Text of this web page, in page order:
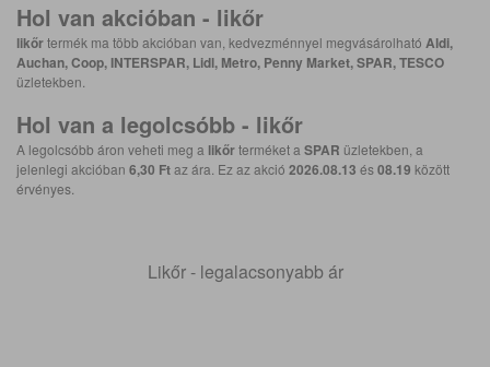
Hol van akcióban - likőr
likőrtermék ma több akcióban van, kedvezménnyel megvásárolható Aldi,
Auchan, Coop, INTERSPAR, Lidl, Metro, Penny Market, SPAR, TESCO
üzletekben.
Hol van a legolcsóbb - likőr
A legolcsóbb áron veheti meg a likőrterméket aSPAR üzletekben, a
jelenlegi akcióban 6,30 Ftaz ára. Ez az akció 2026.08.13 és08.19 között
érvényes.
Likőr - legalacsonyabb ár